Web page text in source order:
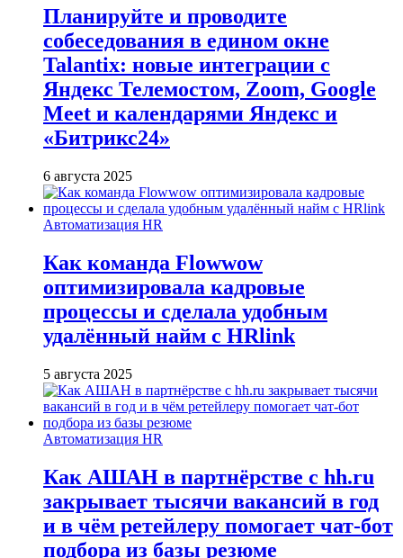
Планируйте и проводите
собеседования в едином окне
Talantix: новые интеграции с
Яндекс Телемостом, Zoom, Google
Meet и календарями Яндекс и
«Битрикс24»
6 августа 2025
Автоматизация HR
Как команда Flowwow
оптимизировала кадровые
процессы и сделала удобным
удалённый найм с HRlink
5 августа 2025
Автоматизация HR
Как АШАН в партнёрстве с hh.ru
закрывает тысячи вакансий в год
и в чём ретейлеру помогает чат-бот
подбора из базы резюме